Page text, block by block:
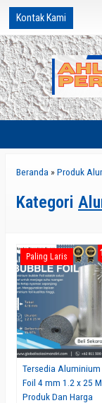
Kontak Kami
Beranda » Produk
Kategori
Paling Laris
Tersedia Aluminium
Foil 4 mm 1.2 x 25 M
Produk Dan Harga